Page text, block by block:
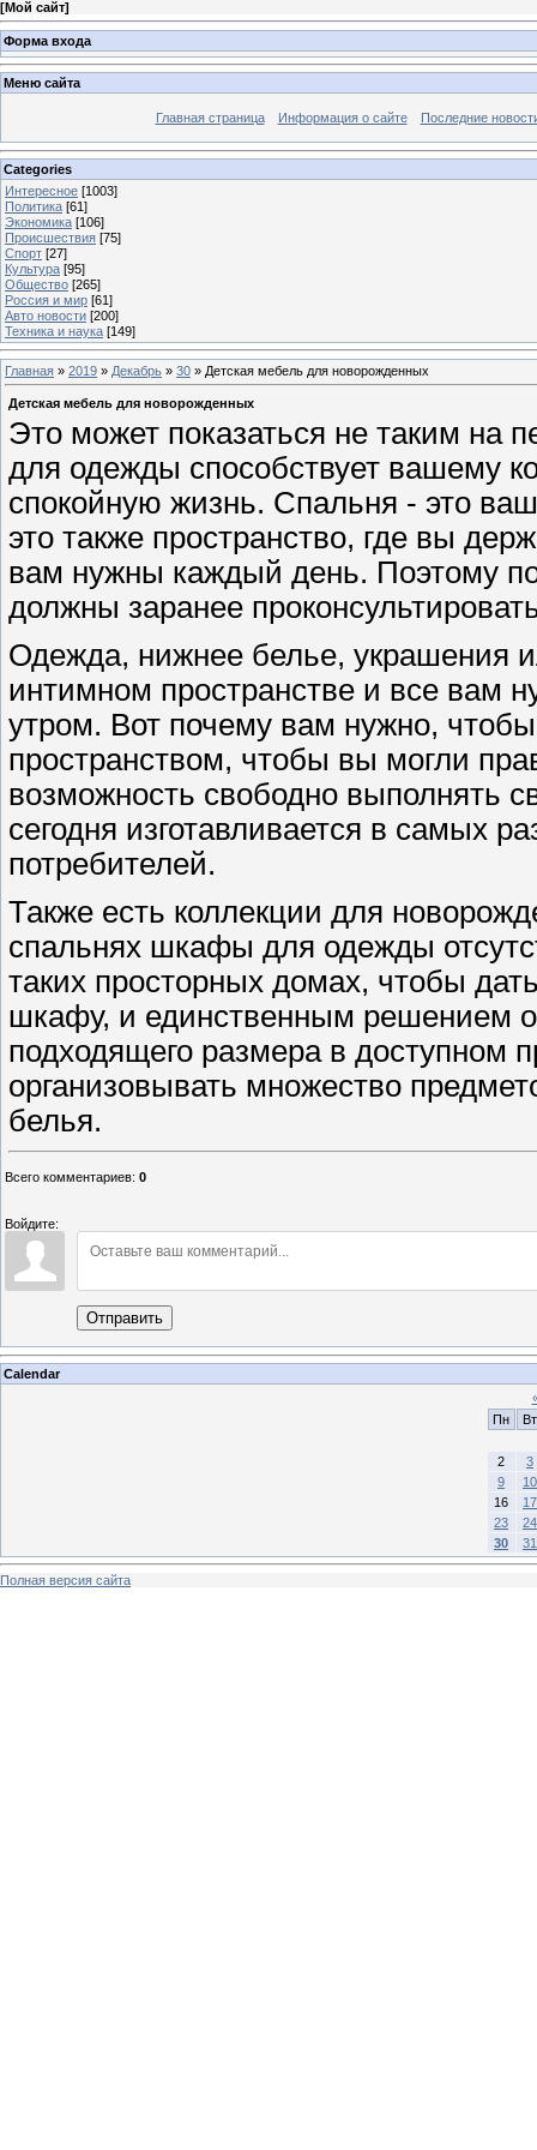
[Мой сайт]
Форма входа
Меню сайта
Главная страница Информация о сайте Последние
Categories
Интересное [1003]
Политика [61]
Экономика [106]
Происшествия [75]
Спорт [27]
Культура [95]
Общество [265]
Россия и мир [61]
Авто новости [200]
Техника и наука [149]
Главная » 2019 » Декабрь » 30 » Детская мебель для новорожденных
Детская мебель для новорожденных
Это может показаться не таким на
для одежды способствует вашему
спокойную жизнь. Спальня - это
это также пространство, где вы
вам нужны каждый день. Поэтому
должны заранее
Одежда, нижнее белье, украшения
интимном пространстве и все вам
утром. Вот почему вам нужно,
пространством, чтобы вы могли
возможность свободно выполнять
сегодня изготавливается в самых
потребителей.
Также есть коллекции для
спальнях шкафы для одежды
таких просторных домах, чтобы
шкафу, и единственным решением
подходящего размера в доступном
организовывать множество
белья.
Всего комментариев: 0
Войдите:
Отправить
Calendar
Пн
Вт
2
3
9
10
16
17
23
24
30
31
Полная версия сайта